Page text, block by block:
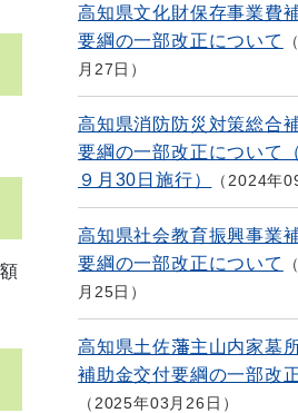
高知県文化財保存事業費
要綱の一部改正について
月27日
高知県消防防災対策総合
要綱の一部改正について
９月30日施行）
2024年
高知県社会教育振興事業
要綱の一部改正について
月25日
高知県土佐藩主山内家墓
補助金交付要綱の一部改
2025年03月26日